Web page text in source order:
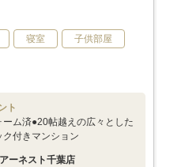
寝室 子供部屋
ト
ーム済●20帖越えの広々とした
ク付きマンション
ーネスト千葉店